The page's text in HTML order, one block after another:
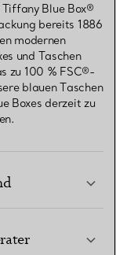
Blue Box®
bereits 1886
modernen
und Taschen
zu 100 % FSC®-
blauen Taschen
Boxes derzeit zu